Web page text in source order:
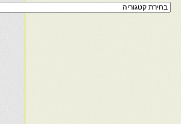
רשימת
הנושאים